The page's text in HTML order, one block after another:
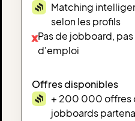
Matching
selon les profils
xPas de jobboard,
d'emploi
Offres disponibles
+ 200 000 offres
jobboards